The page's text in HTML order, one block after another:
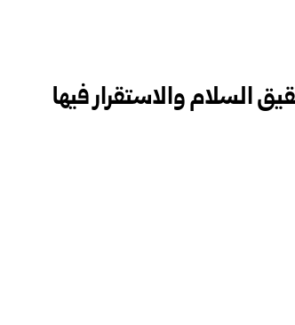
السلام والاستقرار فيها